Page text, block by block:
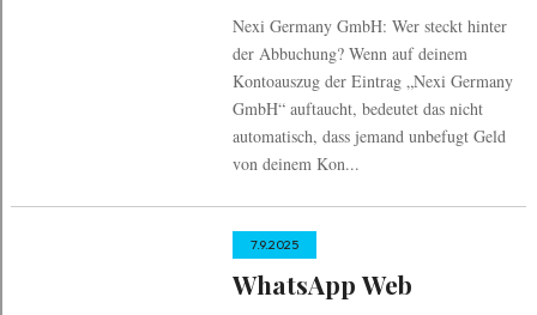
Nexi Germany GmbH: Wer steckt hinter
der Abbuchung? Wenn auf deinem
Kontoauszug der Eintrag „Nexi Germany
GmbH“ auftaucht, bedeutet das nicht
automatisch, dass jemand unbefugt Geld
von deinem Kon...
7.9.2025
WhatsApp Web